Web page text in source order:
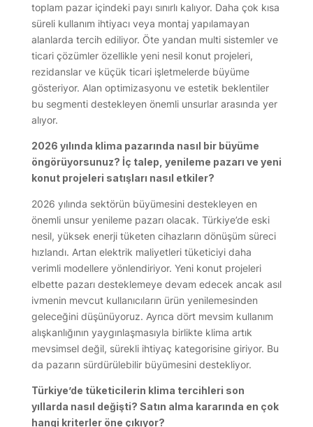
toplam pazar içindeki payı sınırlı kalıyor. Daha çok kısa
süreli kullanım ihtiyacı veya montaj yapılamayan
alanlarda tercih ediliyor. Öte yandan multi sistemler ve
ticari çözümler özellikle yeni nesil konut projeleri,
rezidanslar ve küçük ticari işletmelerde büyüme
gösteriyor. Alan optimizasyonu ve estetik beklentiler
bu segmenti destekleyen önemli unsurlar arasında yer
alıyor.
2026 yılında klima pazarında nasıl bir büyüme
öngörüyorsunuz? İç talep, yenileme pazarı ve yeni
konut projeleri satışları nasıl etkiler?
2026 yılında sektörün büyümesini destekleyen en
önemli unsur yenileme pazarı olacak. Türkiye’de eski
nesil, yüksek enerji tüketen cihazların dönüşüm süreci
hızlandı. Artan elektrik maliyetleri tüketiciyi daha
verimli modellere yönlendiriyor. Yeni konut projeleri
elbette pazarı desteklemeye devam edecek ancak asıl
ivmenin mevcut kullanıcıların ürün yenilemesinden
geleceğini düşünüyoruz. Ayrıca dört mevsim kullanım
alışkanlığının yaygınlaşmasıyla birlikte klima artık
mevsimsel değil, sürekli ihtiyaç kategorisine giriyor. Bu
da pazarın sürdürülebilir büyümesini destekliyor.
Türkiye’de tüketicilerin klima tercihleri son
yıllarda nasıl değişti? Satın alma kararında en çok
hangi kriterler öne çıkıyor?